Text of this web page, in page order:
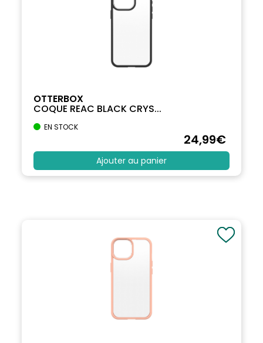
OTTERBOX
COQUE REAC BLACK CRYS...
EN STOCK
24,99€
Ajouter au panier